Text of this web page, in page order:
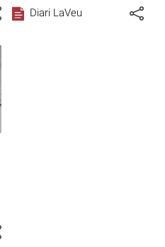
Diari LaVeu